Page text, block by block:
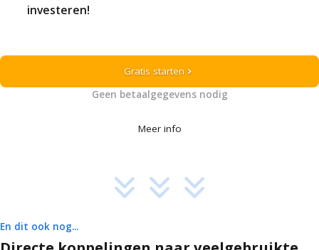
investeren!
Gratis starten chevron_right
Geen betaalgegevens nodig
Meer info
En dit ook nog...